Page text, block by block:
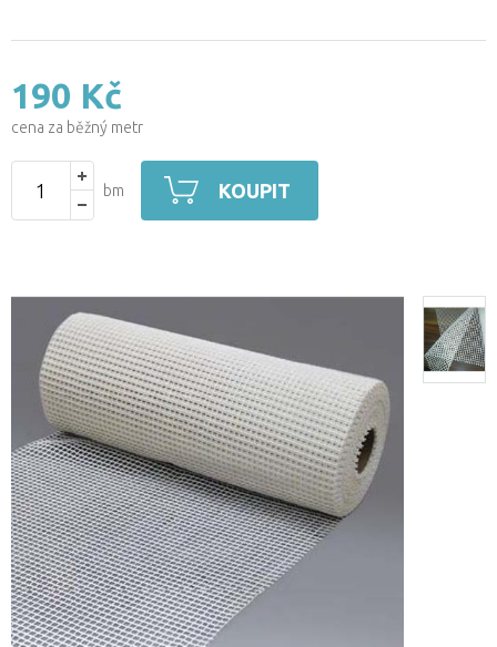
190 Kč
cena za běžný metr
bm KOUPIT